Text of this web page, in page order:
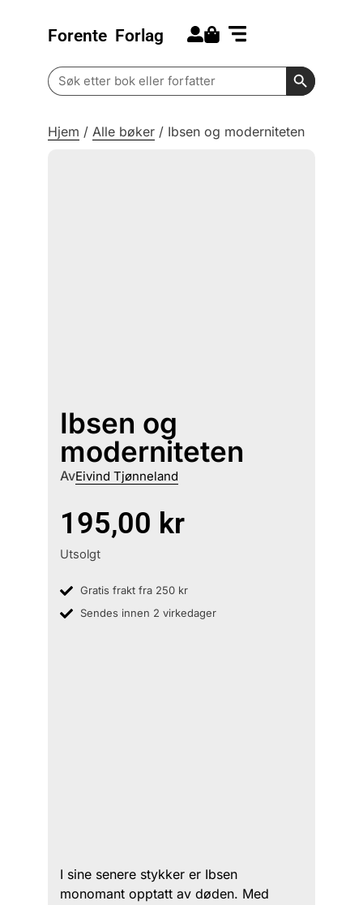
Forente Forlag
Search
for:
Search
Hjem / Alle bøker / Ibsen og moderniteten
Ibsen og
moderniteten
AvEivind Tjønneland
195,00 kr
Utsolgt
Gratis frakt fra 250 kr
Sendes innen 2 virkedager
I sine senere stykker er Ibsen
monomant opptatt av døden. Med